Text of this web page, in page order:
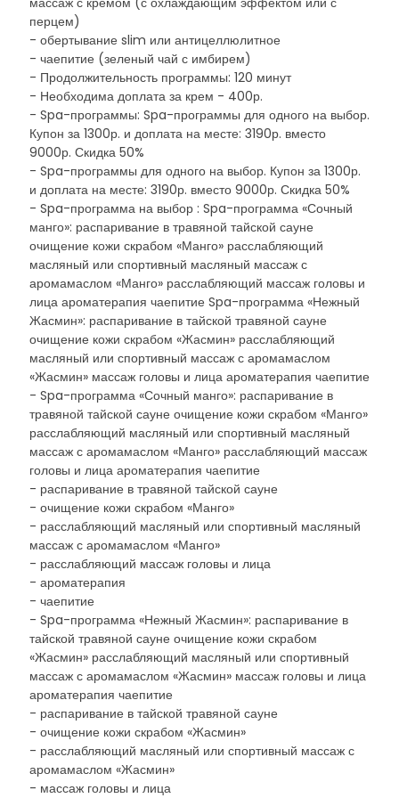
перцем)
- обертывание slim или антицеллюлитное
- чаепитие (зеленый чай с имбирем)
- Продолжительность программы: 120 минут
- Необходима доплата за крем - 400р.
- Spa-программы: Spa-программы для одного на выбор.
Купон за 1300р. и доплата на месте: 3190р. вместо
9000р. Скидка 50%
- Spa-программы для одного на выбор. Купон за 1300р.
и доплата на месте: 3190р. вместо 9000р. Скидка 50%
- Spa-программа на выбор : Spa-программа «Сочный
манго»: распаривание в травяной тайской сауне
очищение кожи скрабом «Манго» расслабляющий
масляный или спортивный масляный массаж с
аромамаслом «Манго» расслабляющий массаж головы и
лица ароматерапия чаепитие Spa-программа «Нежный
Жасмин»: распаривание в тайской травяной сауне
очищение кожи скрабом «Жасмин» расслабляющий
масляный или спортивный массаж с аромамаслом
«Жасмин» массаж головы и лица ароматерапия чаепитие
- Spa-программа «Сочный манго»: распаривание в
травяной тайской сауне очищение кожи скрабом «Манго»
расслабляющий масляный или спортивный масляный
массаж с аромамаслом «Манго» расслабляющий массаж
головы и лица ароматерапия чаепитие
- распаривание в травяной тайской сауне
- очищение кожи скрабом «Манго»
- расслабляющий масляный или спортивный масляный
массаж с аромамаслом «Манго»
- расслабляющий массаж головы и лица
- ароматерапия
- чаепитие
- Spa-программа «Нежный Жасмин»: распаривание в
тайской травяной сауне очищение кожи скрабом
«Жасмин» расслабляющий масляный или спортивный
массаж с аромамаслом «Жасмин» массаж головы и лица
ароматерапия чаепитие
- распаривание в тайской травяной сауне
- очищение кожи скрабом «Жасмин»
- расслабляющий масляный или спортивный массаж с
аромамаслом «Жасмин»
- массаж головы и лица